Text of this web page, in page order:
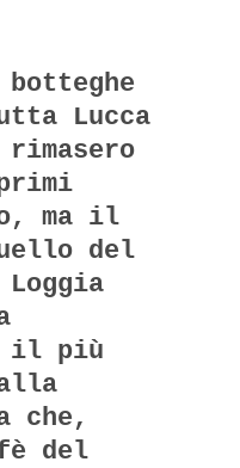
Lucca
ma il
del
il più
che,
del